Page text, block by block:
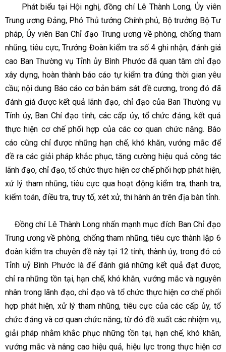
Phát biểu tại Hội nghị, đồng chí Lê Thành Long, Ủy viên
Trung ương Đảng, Phó Thủ tướng Chính phủ, Bộ trưởng Bộ Tư
pháp, Ủy viên Ban Chỉ đạo Trung ương về phòng, chống tham
nhũng, tiêu cực, Trưởng Đoàn kiểm tra số 4 ghi nhận, đánh giá
cao Ban Thường vụ Tỉnh ủy Bình Phước đã quan tâm chỉ đạo
xây dựng, hoàn thành báo cáo tự kiểm tra đúng thời gian yêu
cầu; nội dung Báo cáo cơ bản bám sát đề cương, trong đó đã
đánh giá được kết quả lãnh đạo, chỉ đạo của Ban Thường vụ
Tỉnh ủy, Ban Chỉ đạo tỉnh, các cấp ủy, tổ chức đảng, kết quả
thực hiện cơ chế phối hợp của các cơ quan chức năng. Báo
cáo cũng chỉ được những hạn chế, khó khăn, vướng mắc để
đề ra các giải pháp khắc phục, tăng cường hiệu quả công tác
lãnh đạo, chỉ đạo, tổ chức thực hiện cơ chế phối hợp phát hiện,
xử lý tham nhũng, tiêu cực qua hoạt động kiểm tra, thanh tra,
kiểm toán, điều tra, truy tố, xét xử, thi hành án trên địa bàn tỉnh.
Đồng chí Lê Thành Long nhấn mạnh mục đích Ban Chỉ đạo
Trung ương về phòng, chống tham nhũng, tiêu cực thành lập 6
đoàn kiểm tra chuyên đề này tại 12 tỉnh, thành ủy, trong đó có
Tỉnh uỷ Bình Phước là để đánh giá những kết quả đạt được,
chỉ ra những tồn tại, hạn chế, khó khăn, vướng mắc và nguyên
nhân trong lãnh đạo, chỉ đạo và tổ chức thực hiện cơ chế phối
hợp phát hiện, xử lý tham nhũng, tiêu cực của các cấp ủy, tổ
chức đảng và cơ quan chức năng; từ đó đề xuất các nhiệm vụ,
giải pháp nhằm khắc phục những tồn tại, hạn chế, khó khăn,
vướng mắc và nâng cao hiệu quả, hiệu lực trong thực hiện cơ